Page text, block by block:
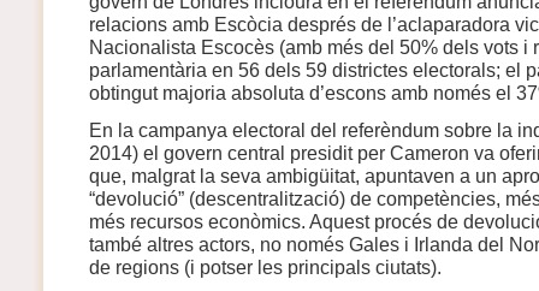
relacions amb Escòcia després de l’aclaparadora
Nacionalista Escocès (amb més del 50% dels vots i
parlamentària en 56 dels 59 districtes electorals; el
obtingut majoria absoluta d’escons amb només el
En la campanya electoral del referèndum sobre la
2014) el govern central presidit per Cameron va
que, malgrat la seva ambigüitat, apuntaven a un
“devolució” (descentralització) de competències,
més recursos econòmics. Aquest procés de
també altres actors, no només Gales i Irlanda del
de regions (i potser les principals ciutats).